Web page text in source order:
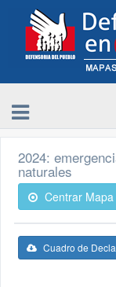
2024:
naturales
Centrar Mapa
Cuadro de